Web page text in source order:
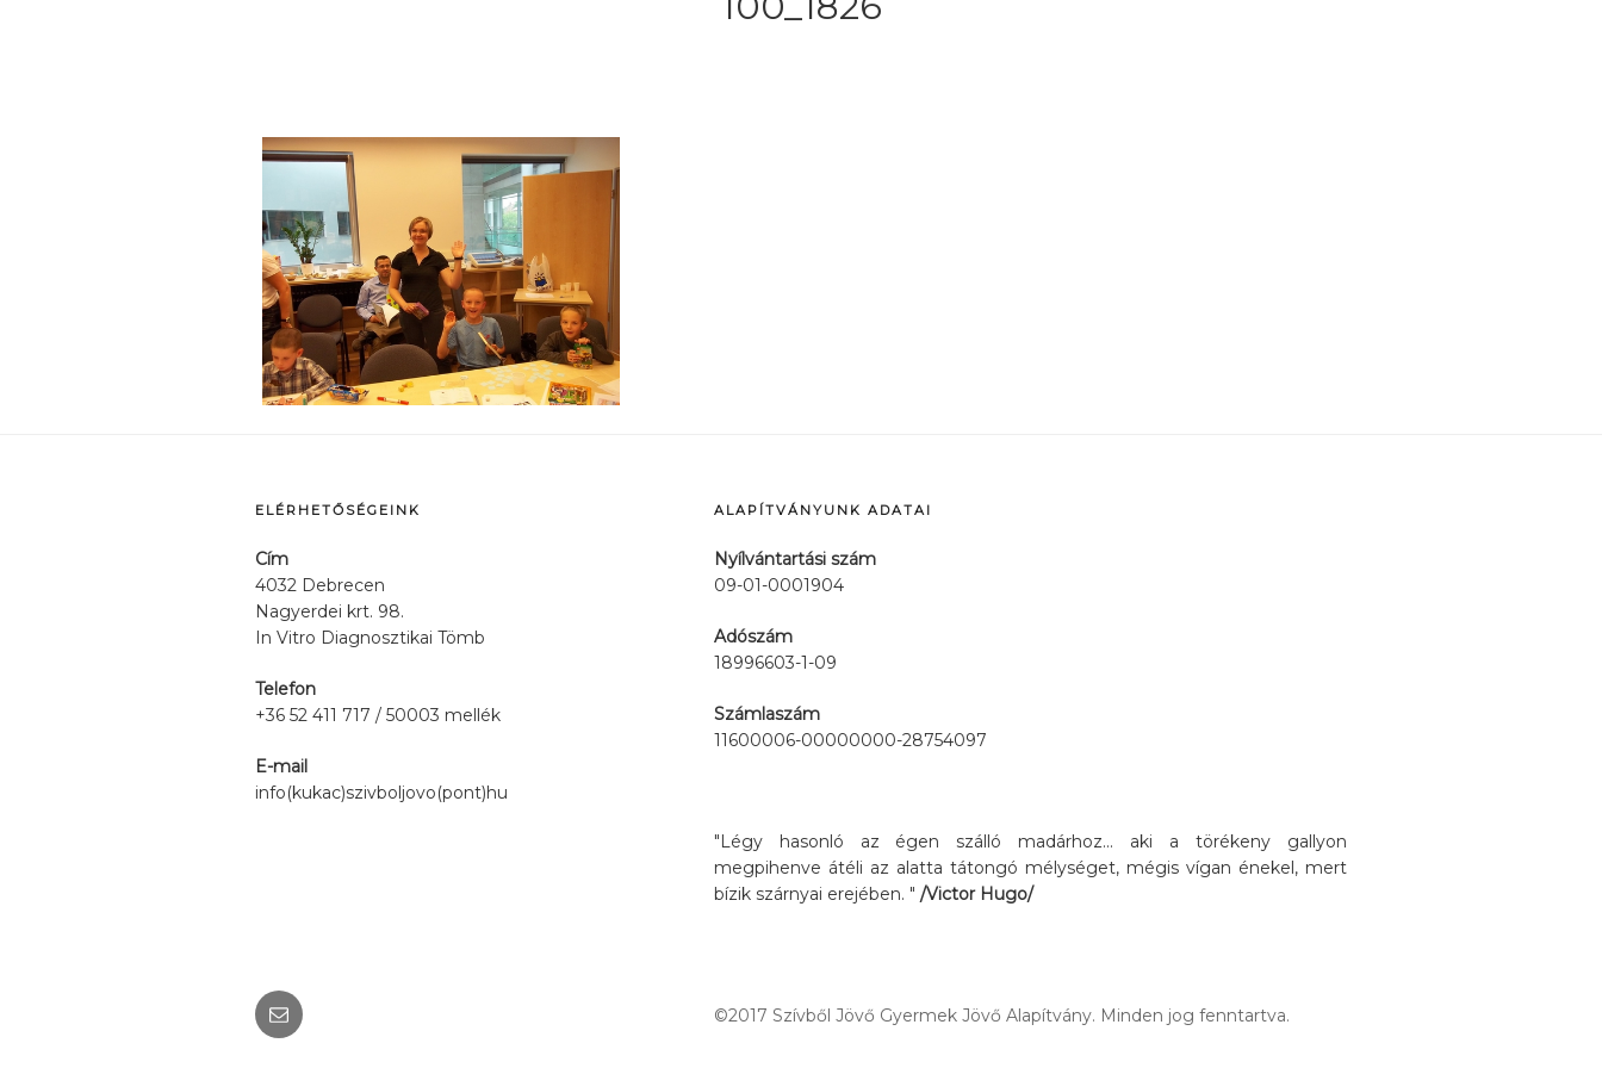
ELÉRHETŐSÉGEINK
Cím
4032 Debrecen
Nagyerdei krt. 98.
In Vitro Diagnosztikai Tömb
Telefon
+36 52 411 717 / 50003 mellék
E-mail
info(kukac)szivboljovo(pont)hu
ALAPÍTVÁNYUNK ADATAI
Nyílvántartási szám
09-01-0001904
Adószám
18996603-1-09
Számlaszám
11600006-00000000-28754097
"Légy hasonló az égen szálló madárhoz... aki a törékeny gallyon
megpihenve átéli az alatta tátongó mélységet, mégis vígan énekel, mert
bízik szárnyai erejében. " /Victor Hugo/
Email ©2017 Szívből Jövő Gyermek Jövő Alapítvány. Minden jog fenntartva.